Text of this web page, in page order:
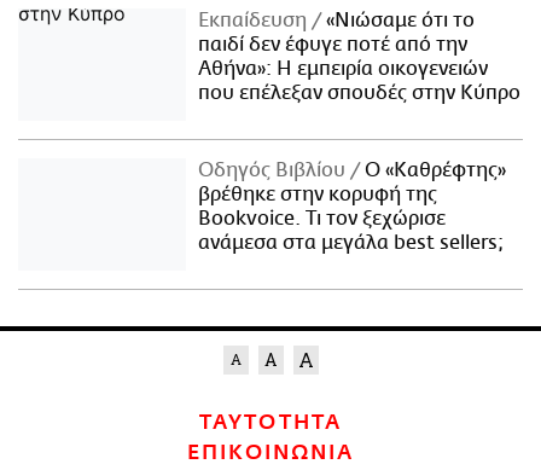
Εκπαίδευση
«Νιώσαμε ότι το
παιδί δεν έφυγε ποτέ από την
Αθήνα»: Η εμπειρία οικογενειών
που επέλεξαν σπουδές στην Κύπρο
Οδηγός Βιβλίου
Ο «Καθρέφτης»
βρέθηκε στην κορυφή της
Bookvoice. Τι τον ξεχώρισε
ανάμεσα στα μεγάλα best sellers;
ΤΑΥΤΟΤΗΤΑ
ΕΠΙΚΟΙΝΩΝΙΑ